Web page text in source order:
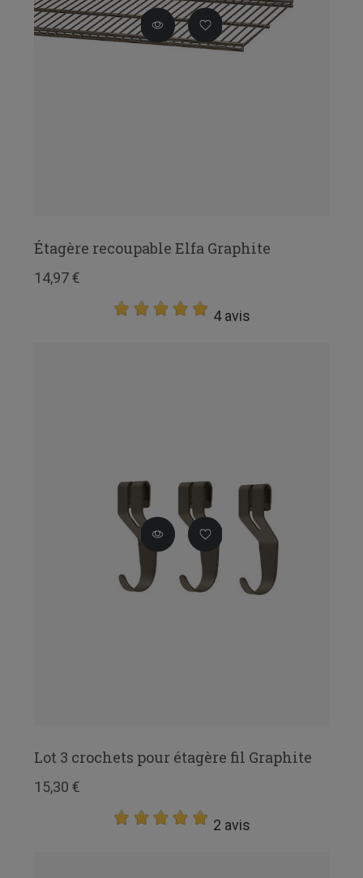
Étagère recoupable Elfa Graphite
14,97 €
4 avis
Lot 3 crochets pour étagère fil Graphite
15,30 €
2 avis